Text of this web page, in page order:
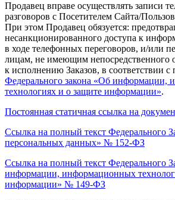
Продавец вправе осуществлять записи
разговоров с Посетителем Сайта/
При этом Продавец обязуется:
несанкционированного доступа к
в ходе телефонных переговоров, и/или
лицам, не имеющим непосредственного
к исполнению Заказов, в соответствии с
Федерального закона «Об информации,
технологиях и о защите информации».
Постоянная статичная ссылка на
Ссылка на полный текст Федерального
персональных данных» № 152-ФЗ
Ссылка на полный текст Федерального
информации, информационных
информации» № 149-ФЗ